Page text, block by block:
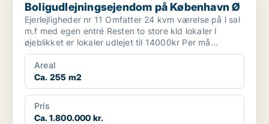
Boligudlejningsejendom på København Ø
Ejerlejligheder nr 11 Omfatter 24 kvm værelse på l sal
m.f med egen entré Resten to store kld lokaler I
øjeblikket er lokaler udlejet til 14000kr Per må...
Areal
Ca. 255 m2
Pris
Ca. 1.800.000 kr.